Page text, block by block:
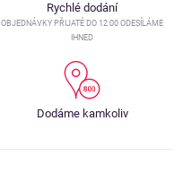
Rychlé dodání
OBJEDNÁVKY PŘIJATÉ DO 12:00 ODESÍLÁME
IHNED
Dodáme kamkoliv